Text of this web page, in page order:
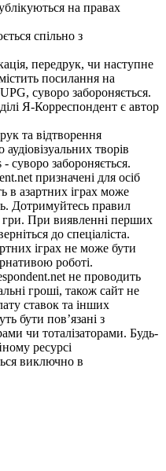
на правах
спільно з
передрук, чи наступне
посилання на
суворо забороняється.
Я-Корреспондент є автор
та відтворення
творів
суворо забороняється.
призначені для осіб
в азартних іграх може
Дотримуйтесь правил
гри. При виявленні перших
до спеціаліста.
іграх не може бути
роботі.
не проводить
гроші, також сайт не
ставок та інших
бути пов’язані з
чи тоталізаторами. Будь-
ресурсі
виключно в